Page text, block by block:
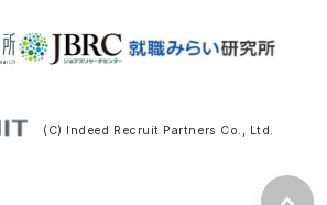
(C) Indeed Recruit Partners Co., Ltd.